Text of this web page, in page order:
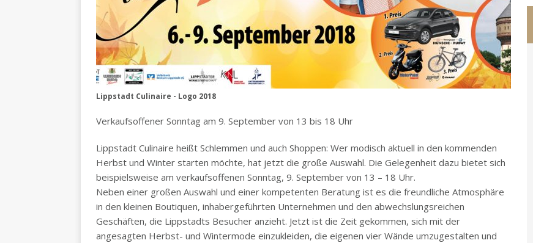
Lippstadt Culinaire - Logo 2018
Verkaufsoffener Sonntag am 9. September von 13 bis 18 Uhr
Lippstadt Culinaire heißt Schlemmen und auch Shoppen: Wer modisch aktuell in den kommenden
Herbst und Winter starten möchte, hat jetzt die große Auswahl. Die Gelegenheit dazu bietet sich
beispielsweise am verkaufsoffenen Sonntag, 9. September von 13 – 18 Uhr.
Neben einer großen Auswahl und einer kompetenten Beratung ist es die freundliche Atmosphäre
in den kleinen Boutiquen, inhabergeführten Unternehmen und den abwechslungsreichen
Geschäften, die Lippstadts Besucher anzieht. Jetzt ist die Zeit gekommen, sich mit der
angesagten Herbst- und Wintermode einzukleiden, die eigenen vier Wände umzugestalten und